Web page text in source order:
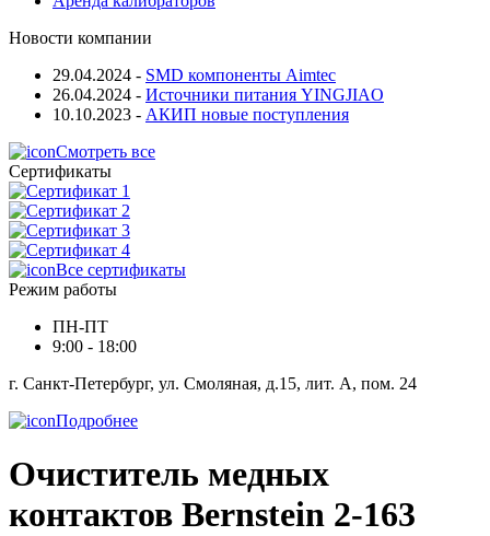
Новости компании
29.04.2024 - SMD компоненты Aimtec
26.04.2024 - Источники питания YINGJIAO
10.10.2023 - АКИП новые поступления
Смотреть все
Сертификаты
Все сертификаты
Режим работы
ПН-ПТ
9:00 - 18:00
г. Санкт-Петербург, ул. Смоляная, д.15, лит. А, пом. 24
Подробнее
Очиститель медных
контактов Bernstein 2-163